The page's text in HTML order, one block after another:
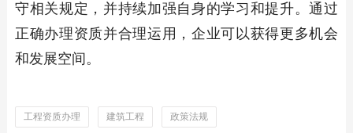
守相关规定，并持续加强自身的学习和提升。通过
正确办理资质并合理运用，企业可以获得更多机会
和发展空间。
工程资质办理 建筑工程 政策法规